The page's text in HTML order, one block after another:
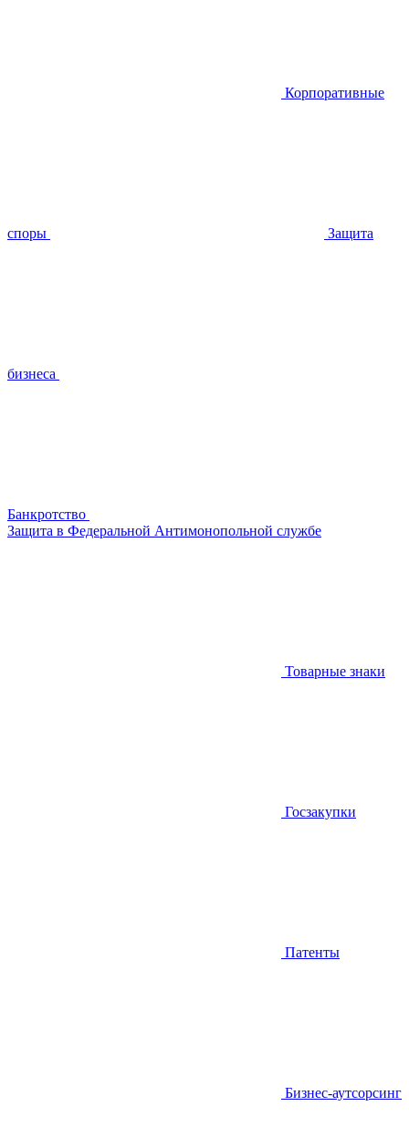
Корпоративные
споры Защита
бизнеса
Банкротство
Защита в Федеральной Антимонопольной службе
Товарные знаки
Госзакупки
Патенты
Бизнес-аутсорсинг